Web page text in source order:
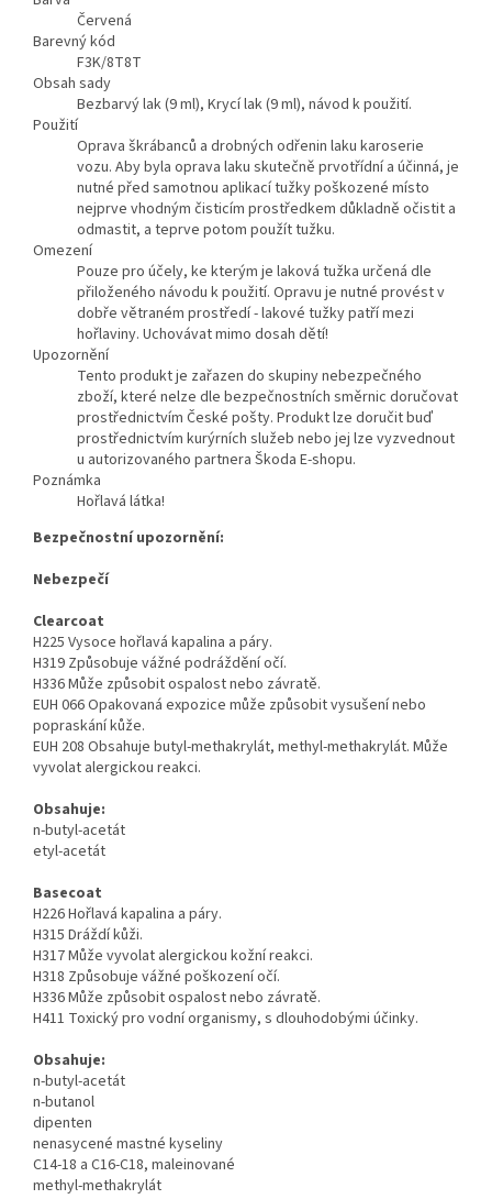
Červená
Barevný kód
F3K/8T8T
Obsah sady
Bezbarvý lak (9 ml), Krycí lak (9 ml), návod k použití.
Použití
Oprava škrábanců a drobných odřenin laku karoserie
vozu. Aby byla oprava laku skutečně prvotřídní a účinná, je
nutné před samotnou aplikací tužky poškozené místo
nejprve vhodným čisticím prostředkem důkladně očistit a
odmastit, a teprve potom použít tužku.
Omezení
Pouze pro účely, ke kterým je laková tužka určená dle
přiloženého návodu k použití. Opravu je nutné provést v
dobře větraném prostředí - lakové tužky patří mezi
hořlaviny. Uchovávat mimo dosah dětí!
Upozornění
Tento produkt je zařazen do skupiny nebezpečného
zboží, které nelze dle bezpečnostních směrnic doručovat
prostřednictvím České pošty. Produkt lze doručit buď
prostřednictvím kurýrních služeb nebo jej lze vyzvednout
u autorizovaného partnera Škoda E-shopu.
Poznámka
Hořlavá látka!
Bezpečnostní upozornění:
Nebezpečí
Clearcoat
H225 Vysoce hořlavá kapalina a páry.
H319 Způsobuje vážné podráždění očí.
H336 Může způsobit ospalost nebo závratě.
EUH 066 Opakovaná expozice může způsobit vysušení nebo
popraskání kůže.
EUH 208 Obsahuje butyl-methakrylát, methyl-methakrylát. Může
vyvolat alergickou reakci.
Obsahuje:
n-butyl-acetát
etyl-acetát
Basecoat
H226 Hořlavá kapalina a páry.
H315 Dráždí kůži.
H317 Může vyvolat alergickou kožní reakci.
H318 Způsobuje vážné poškození očí.
H336 Může způsobit ospalost nebo závratě.
H411 Toxický pro vodní organismy, s dlouhodobými účinky.
Obsahuje:
n-butyl-acetát
n-butanol
dipenten
nenasycené mastné kyseliny
C14-18 a C16-C18, maleinované
methyl-methakrylát